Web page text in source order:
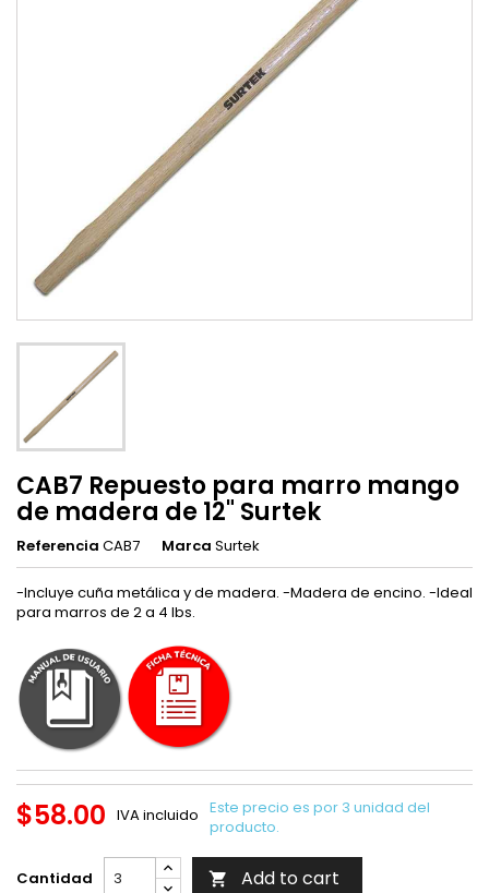
CAB7 Repuesto para marro mango
de madera de 12" Surtek
Referencia CAB7 Marca Surtek
-Incluye cuña metálica y de madera. -Madera de encino. -Ideal
para marros de 2 a 4 lbs.
$58.00 IVA incluido Este precio es por 3 unidad del
producto.
Cantidad  Add to cart